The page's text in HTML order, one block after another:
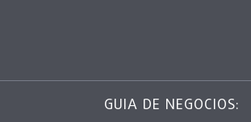
GUIA DE NEGOCIOS: